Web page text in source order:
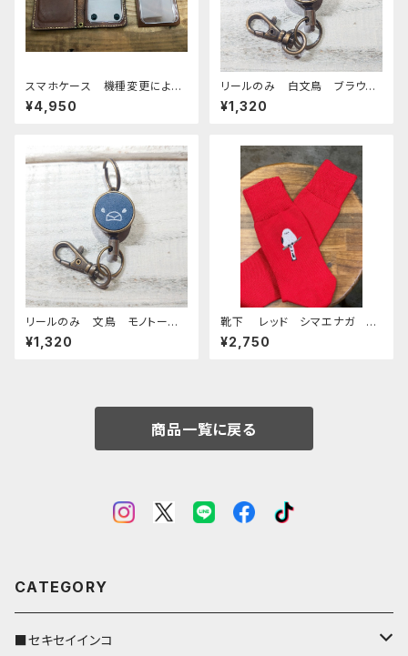
スマホケース 機種変更による
カスタマイズ
¥4,950
リールのみ 白文鳥 ブラウ
ン 文鳥 ぶんちょう ブンチョ
ウ
¥1,320
リールのみ 文鳥 モノトー
ン ネイビー ぶんちょう ブン
チョウ
¥1,320
靴下 レッド シマエナガ く
つした しまえなが 刺繍 日
本製 奈良の靴下
¥2,750
商品一覧に戻る
CATEGORY
■セキセイインコ